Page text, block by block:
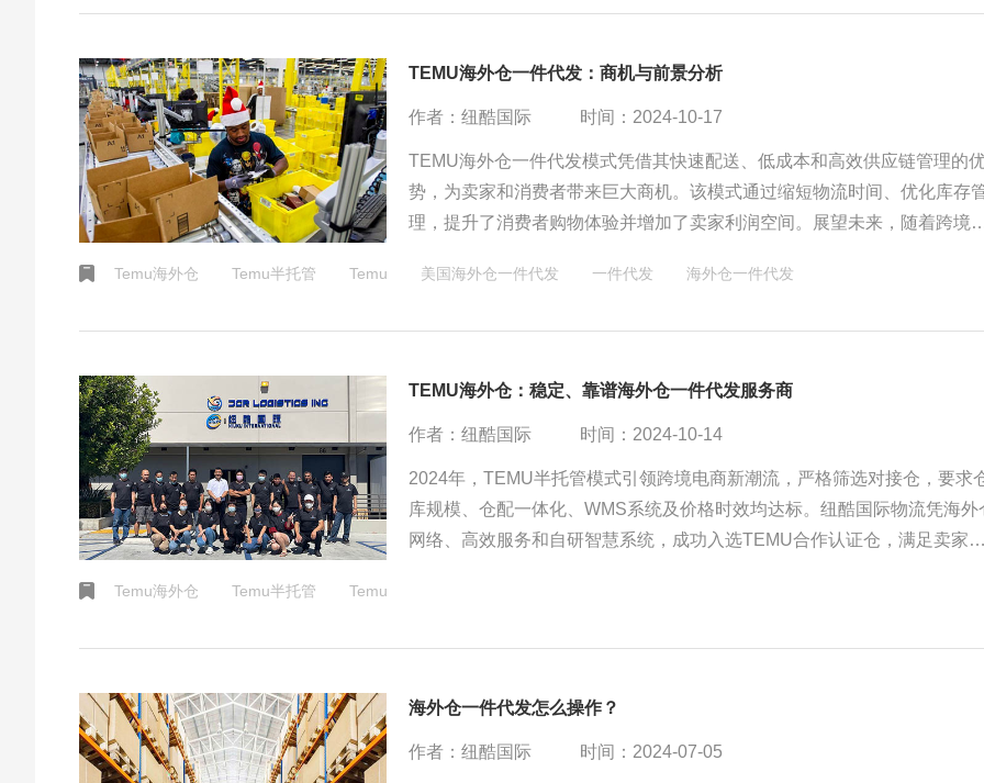
TEMU海外仓一件代发：商机与前景分析
作者：纽酷国际 时间：2024-10-17
TEMU海外仓一件代发模式凭借其快速配送、低成本和高效供应链管理的
势，为卖家和消费者带来巨大商机。该模式通过缩短物流时间、优化库存
理，提升了消费者购物体验并增加了卖家利润空间。展望未来，随着跨境
业增长提供新引擎。
Temu海外仓 Temu半托管 Temu 美国海外仓一件代发 一件代发 海外仓一件代发
TEMU海外仓：稳定、靠谱海外仓一件代发服务商
作者：纽酷国际 时间：2024-10-14
2024年，TEMU半托管模式引领跨境电商新潮流，严格筛选对接仓，要求
库规模、仓配一体化、WMS系统及价格时效均达标。纽酷国际物流凭海外
网络、高效服务和自研智慧系统，成功入选TEMU合作认证仓，满足卖家存
Temu海外仓 Temu半托管 Temu
海外仓一件代发怎么操作？
作者：纽酷国际 时间：2024-07-05